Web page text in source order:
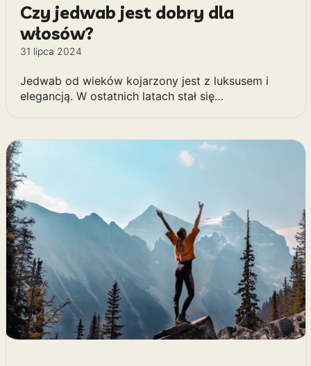
Czy jedwab jest dobry dla
włosów?
31 lipca 2024
Jedwab od wieków kojarzony jest z luksusem i
elegancją. W ostatnich latach stał się…